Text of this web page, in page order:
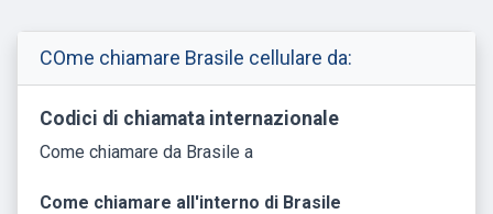
COme chiamare Brasile cellulare da:
Codici di chiamata internazionale
Come chiamare da Brasile a
Come chiamare all'interno di Brasile